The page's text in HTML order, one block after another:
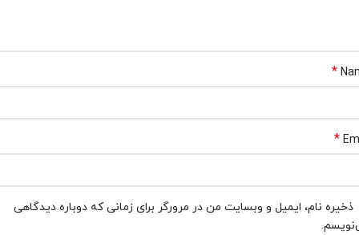
*
*
ذخیره نام، ایمیل و وبسایت من در مرورگر برای زمانی که دوباره دیدگاهی